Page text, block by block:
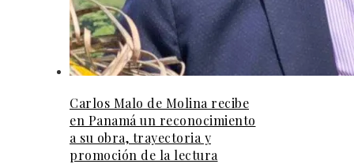
Carlos Malo de Molina recibe
en Panamá un reconocimiento
a su obra, trayectoria y
promoción de la lectura